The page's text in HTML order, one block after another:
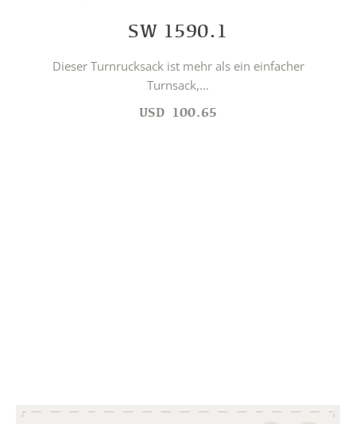
SW 1590.1
Dieser Turnrucksack ist mehr als ein einfacher
Turnsack,...
USD 100.65